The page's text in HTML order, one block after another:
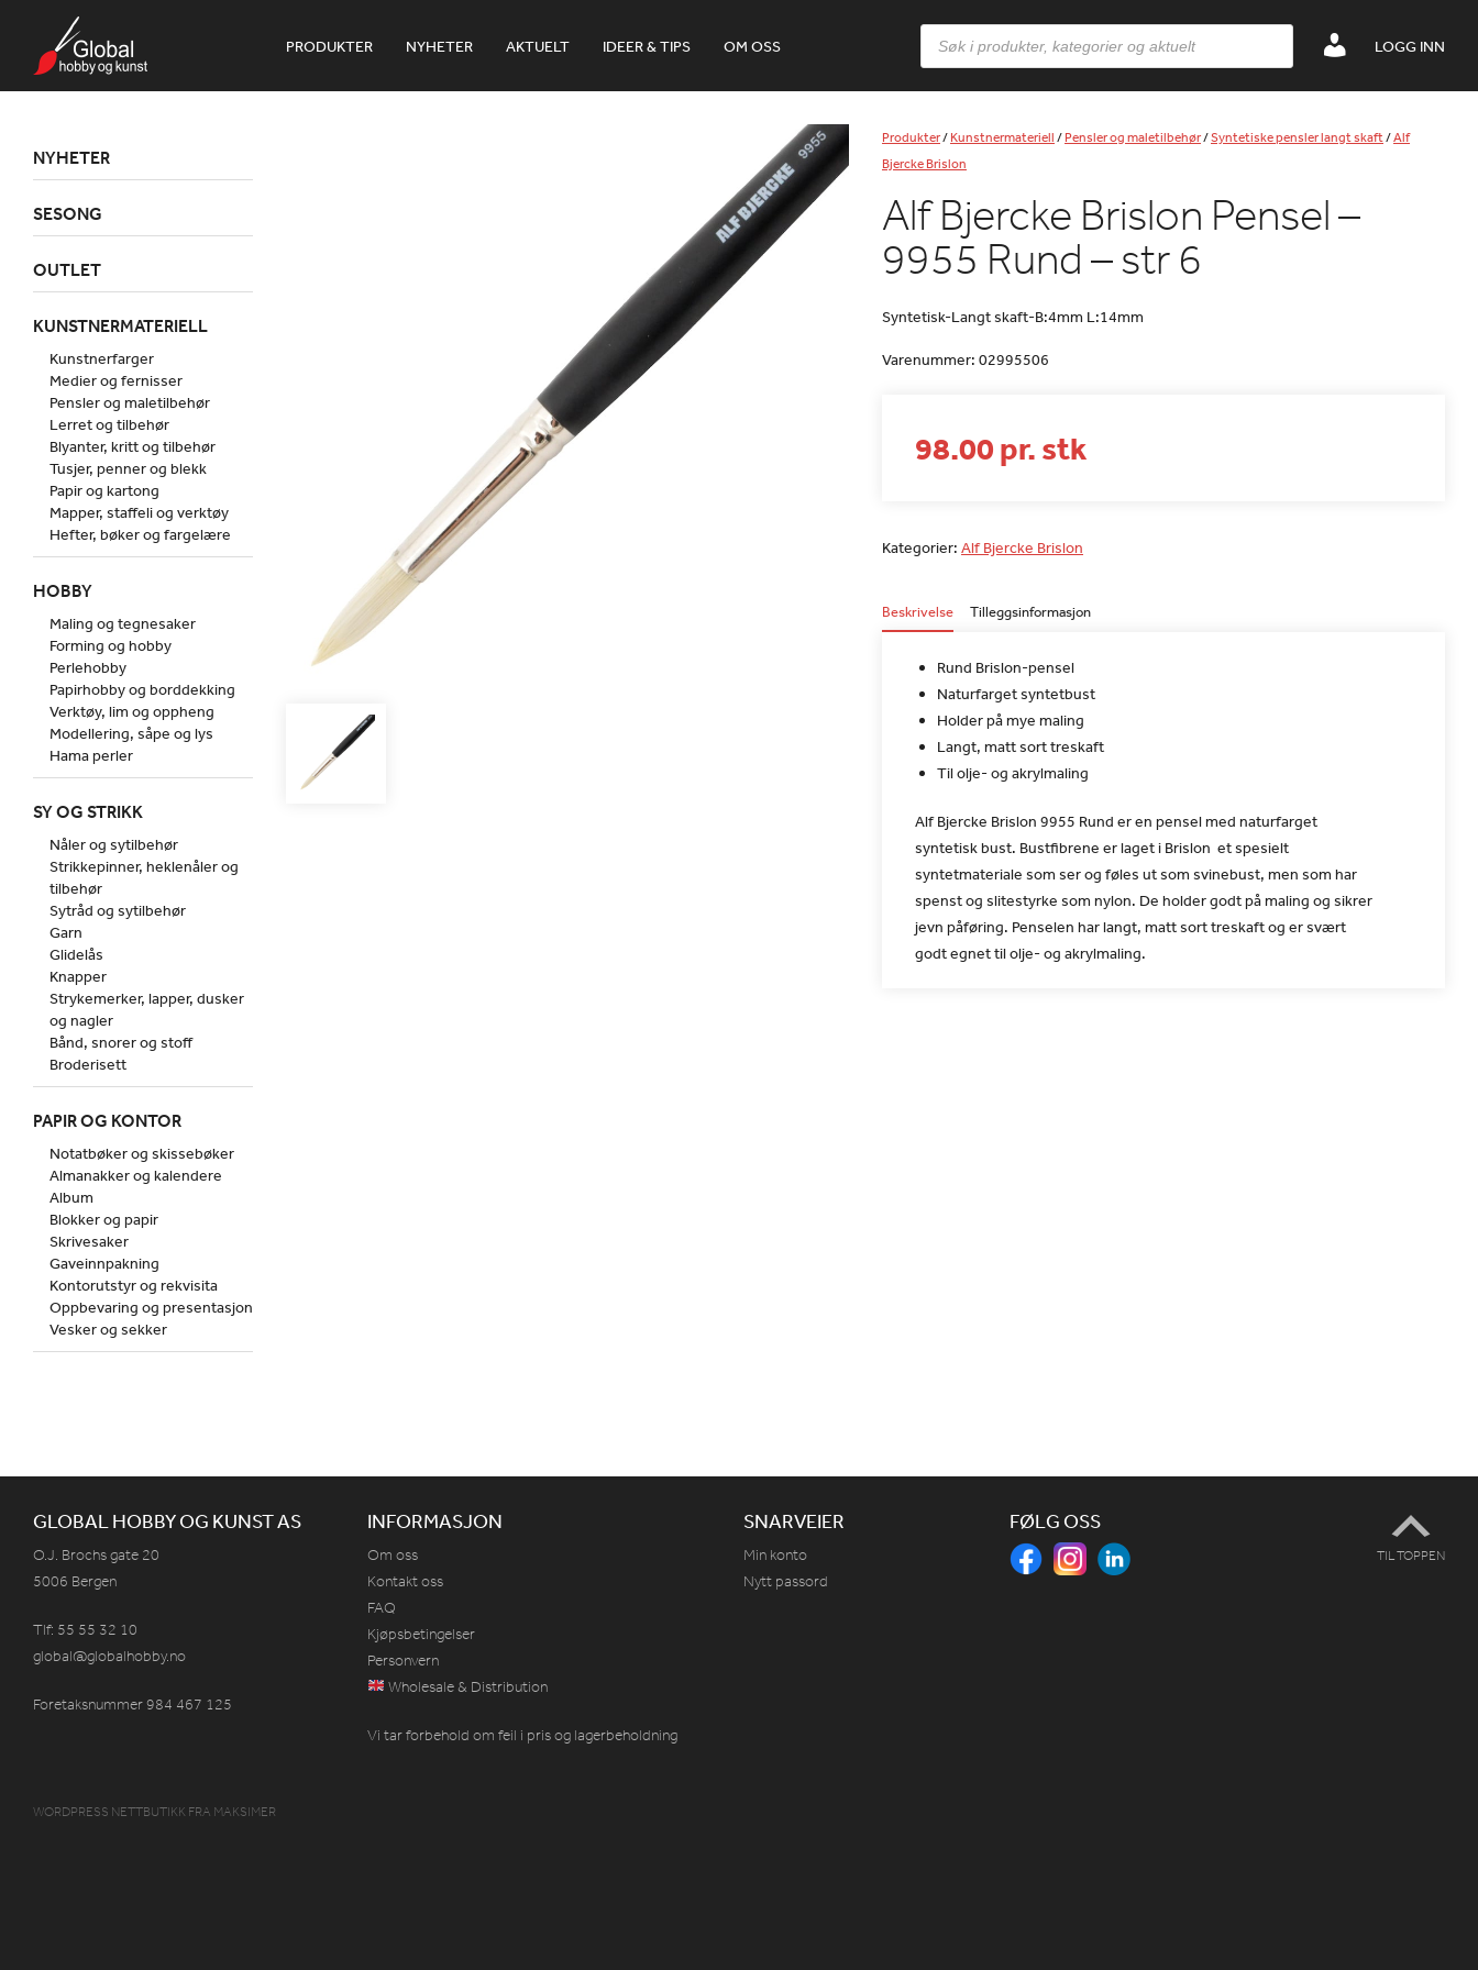
PRODUKTER NYHETER AKTUELT IDEER & TIPS OM OSS LOGG INN
Products
search
Produkter/Kunstnermateriell/Pensler og maletilbehør/Syntetiske pensler langt skaft/Alf
Bjercke Brislon
Alf Bjercke Brislon Pensel –
9955 Rund – str 6
Syntetisk-Langt skaft-B:4mm L:14mm
Varenummer: 02995506
98.00 pr. stk
Kategorier: Alf Bjercke Brislon
Beskrivelse Tilleggsinformasjon
Rund Brislon-pensel
Naturfarget syntetbust
Holder på mye maling
Langt, matt sort treskaft
Til olje- og akrylmaling
Alf Bjercke Brislon 9955 Rund er en pensel med naturfarget
syntetisk bust. Bustfibrene er laget i Brislon  et spesielt
syntetmateriale som ser og føles ut som svinebust, men som har
spenst og slitestyrke som nylon. De holder godt på maling og sikrer
jevn påføring. Penselen har langt, matt sort treskaft og er svært
godt egnet til olje- og akrylmaling.
NYHETER
SESONG
OUTLET
KUNSTNERMATERIELL
Kunstnerfarger
Medier og fernisser
Pensler og maletilbehør
Lerret og tilbehør
Blyanter, kritt og tilbehør
Tusjer, penner og blekk
Papir og kartong
Mapper, staffeli og verktøy
Hefter, bøker og fargelære
HOBBY
Maling og tegnesaker
Forming og hobby
Perlehobby
Papirhobby og borddekking
Verktøy, lim og oppheng
Modellering, såpe og lys
Hama perler
SY OG STRIKK
Nåler og sytilbehør
Strikkepinner, heklenåler og
tilbehør
Sytråd og sytilbehør
Garn
Glidelås
Knapper
Strykemerker, lapper, dusker
og nagler
Bånd, snorer og stoff
Broderisett
PAPIR OG KONTOR
Notatbøker og skissebøker
Almanakker og kalendere
Album
Blokker og papir
Skrivesaker
Gaveinnpakning
Kontorutstyr og rekvisita
Oppbevaring og presentasjon
Vesker og sekker
GLOBAL HOBBY OG KUNST AS
O.J. Brochs gate 20
5006 Bergen
Tlf: 55 55 32 10
global@globalhobby.no
Foretaksnummer 984 467 125
INFORMASJON
Om oss
Kontakt oss
FAQ
Kjøpsbetingelser
Personvern
Wholesale & Distribution
Vi tar forbehold om feil i pris og lagerbeholdning
SNARVEIER
Min konto
Nytt passord
FØLG OSS
TIL TOPPEN
WORDPRESS NETTBUTIKK FRA MAKSIMER